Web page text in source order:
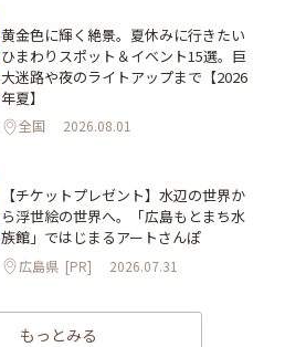
黄金色に輝く絶景。夏休みに行きたい
ひまわりスポット＆イベント15選。巨
大迷路や夜のライトアップまで【2026
年夏】
全国 2026.08.01
【チケットプレゼント】水辺の世界か
ら浮世絵の世界へ。「広島もとまち水
族館」ではじまるアートさんぽ
広島県 [PR] 2026.07.31
もっとみる